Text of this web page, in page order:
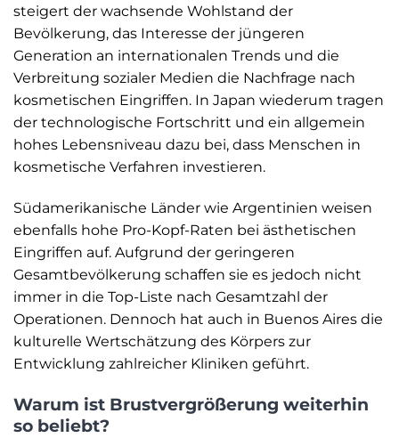
steigert der wachsende Wohlstand der
Bevölkerung, das Interesse der jüngeren
Generation an internationalen Trends und die
Verbreitung sozialer Medien die Nachfrage nach
kosmetischen Eingriffen. In Japan wiederum tragen
der technologische Fortschritt und ein allgemein
hohes Lebensniveau dazu bei, dass Menschen in
kosmetische Verfahren investieren.
Südamerikanische Länder wie Argentinien weisen
ebenfalls hohe Pro-Kopf-Raten bei ästhetischen
Eingriffen auf. Aufgrund der geringeren
Gesamtbevölkerung schaffen sie es jedoch nicht
immer in die Top-Liste nach Gesamtzahl der
Operationen. Dennoch hat auch in Buenos Aires die
kulturelle Wertschätzung des Körpers zur
Entwicklung zahlreicher Kliniken geführt.
Warum ist Brustvergrößerung weiterhin
so beliebt?